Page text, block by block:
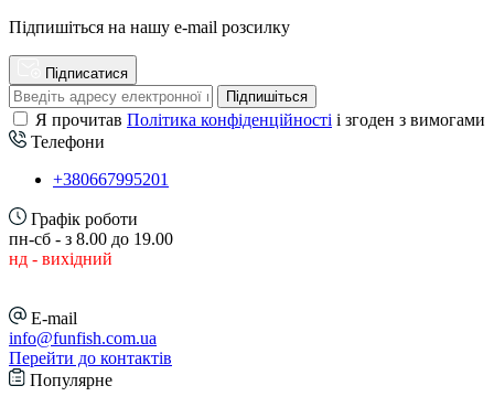
Підпишіться на нашу e-mail розсилку
Підписатися
Підпишіться
Я прочитав Політика конфіденційності і згоден з вимогами
Телефони
+380667995201
Графік роботи
пн-сб - з 8.00 до 19.00
нд - вихідний
E-mail
info@funfish.com.ua
Перейти до контактів
Популярне